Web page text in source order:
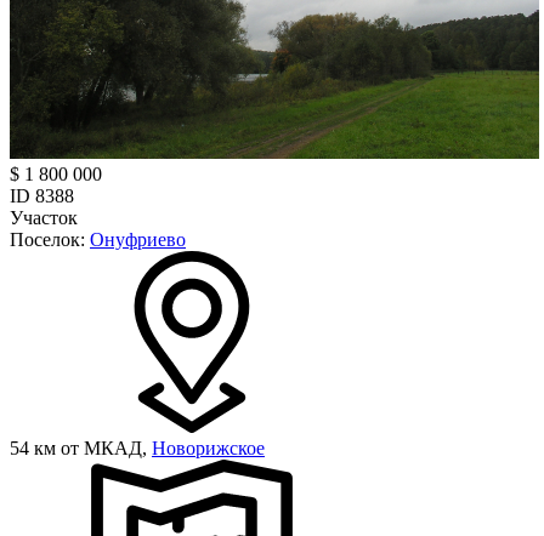
$ 1 800 000
ID 8388
Участок
Поселок: Онуфриево
54 км от МКАД, Новорижское